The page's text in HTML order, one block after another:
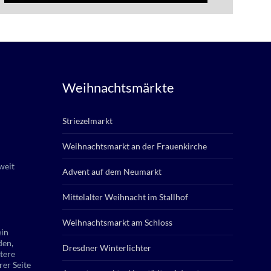
Seite
Weihnachtsmärkte
Striezelmarkt
Weihnachtsmarkt an der Frauenkirche
Advent auf dem Neumarkt
Mittelalter Weihnacht im Stallhof
Weihnachtsmarkt am Schloss
Dresdner Winterlichter